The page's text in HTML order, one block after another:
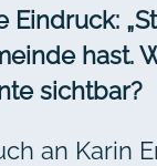
Eindruck:
hast.
sichtbar?
an Karin